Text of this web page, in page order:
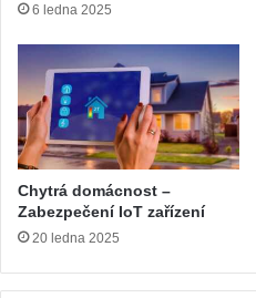
6 ledna 2025
Chytrá domácnost –
Zabezpečení IoT zařízení
20 ledna 2025